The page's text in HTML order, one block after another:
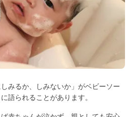
みるか、しみないか」がベビーソー
語られることがあります。